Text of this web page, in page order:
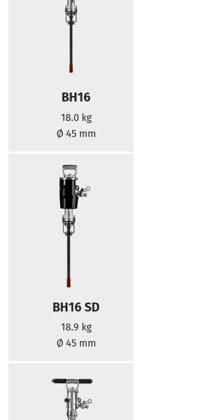
BH16
18.0 kg
Ø 45 mm
BH16 SD
18.9 kg
Ø 45 mm